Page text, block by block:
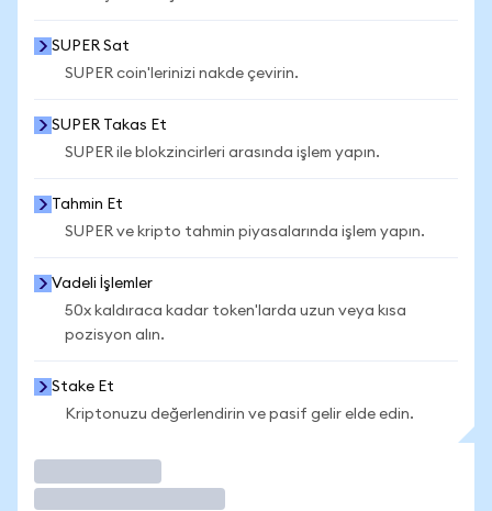
SUPER Sat
SUPER coin'lerinizi nakde çevirin.
SUPER Takas Et
SUPER ile blokzincirleri arasında işlem yapın.
Tahmin Et
SUPER ve kripto tahmin piyasalarında işlem yapın.
Vadeli İşlemler
50x kaldıraca kadar token'larda uzun veya kısa
pozisyon alın.
Stake Et
Kriptonuzu değerlendirin ve pasif gelir elde edin.